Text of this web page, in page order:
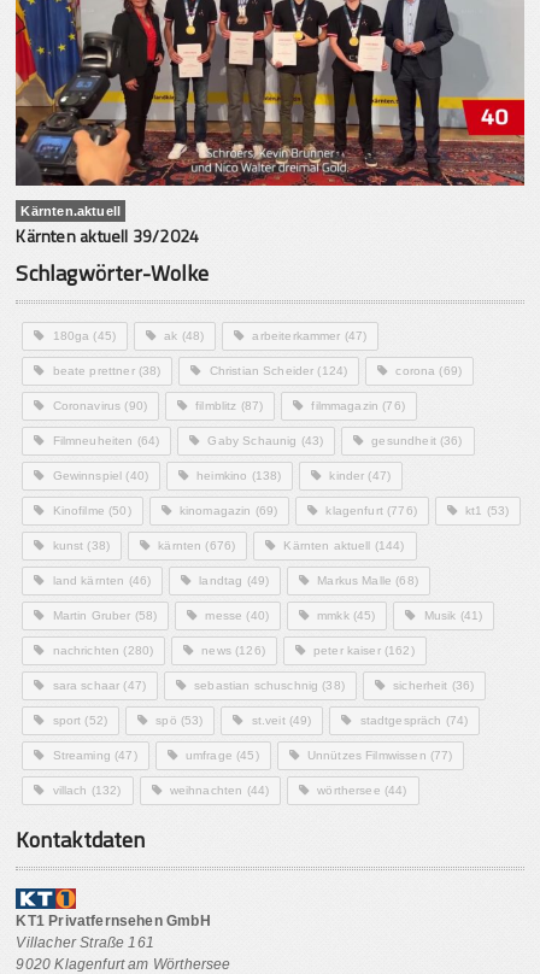
Kärnten.aktuell
Kärnten aktuell 39/2024
Schlagwörter-Wolke
180ga (45) ak (48) arbeiterkammer (47)
beate prettner(38) Christian Scheider (124) corona (69)
Coronavirus (90) filmblitz (87) filmmagazin (76)
Filmneuheiten (64) Gaby Schaunig (43) gesundheit(36)
Gewinnspiel (40) heimkino (138) kinder (47)
Kinofilme (50) kinomagazin (69) klagenfurt(776) kt1 (53)
kunst (38) kärnten (676) Kärnten aktuell (144)
land kärnten (46) landtag (49) Markus Malle (68)
Martin Gruber (58) messe (40) mmkk(45) Musik (41)
nachrichten (280) news(126) peter kaiser(162)
sara schaar (47) sebastian schuschnig (38) sicherheit (36)
sport (52) spö (53) st.veit(49) stadtgespräch (74)
Streaming (47) umfrage (45) Unnützes Filmwissen (77)
villach (132) weihnachten (44) wörthersee (44)
Kontaktdaten
KT1 Privatfernsehen GmbH
Villacher Straße 161
9020 Klagenfurt am Wörthersee